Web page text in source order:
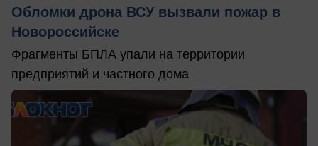
Обломки дрона ВСУ вызвали пожар в
Новороссийске
Фрагменты БПЛА упали на территории
предприятий и частного дома